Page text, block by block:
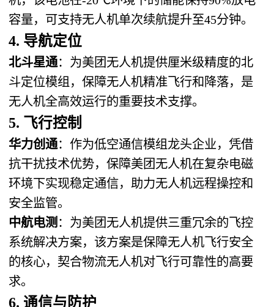
容量，可支持无人机单次续航提升至45分钟。
4. 导航定位
北斗星通：为美团无人机提供厘米级精度的北
斗定位模组，保障无人机精准飞行和降落，是
无人机全高效运行的重要技术支撑。
5. 飞行控制
华力创通：作为低空通信模组龙头企业，凭借
抗干扰技术优势，保障美团无人机在复杂电磁
环境下实现稳定通信，助力无人机远程操控和
安全监管。
中航电测 ：为美团无人机提供三重冗余的飞控
系统解决方案，该方案是保障无人机飞行安全
的核心，契合物流无人机对飞行可靠性的高要
求。
6. 通信与防护